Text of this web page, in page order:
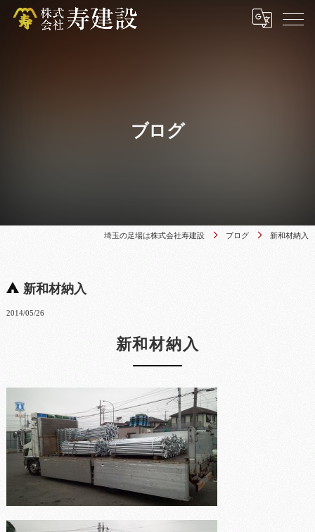
ブログ
埼玉の足場は株式会社寿建設 ブログ 新和材納入
新和材納入
2014/05/26
新和材納入